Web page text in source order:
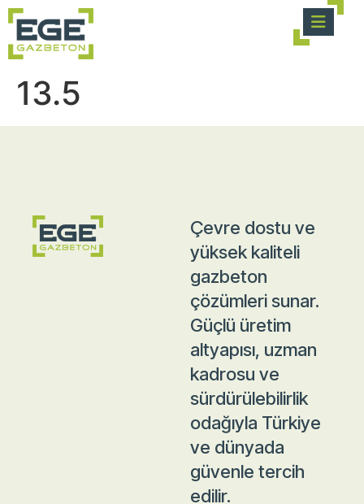
13.5
Çevre dostu ve
yüksek kaliteli
gazbeton
çözümleri sunar.
Güçlü üretim
altyapısı, uzman
kadrosu ve
sürdürülebilirlik
odağıyla Türkiye
ve dünyada
güvenle tercih
edilir.